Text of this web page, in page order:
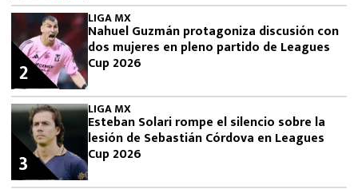
LIGA MX
Nahuel Guzmán protagoniza discusión con
dos mujeres en pleno partido de Leagues
Cup 2026
2
LIGA MX
Esteban Solari rompe el silencio sobre la
lesión de Sebastián Córdova en Leagues
Cup 2026
3